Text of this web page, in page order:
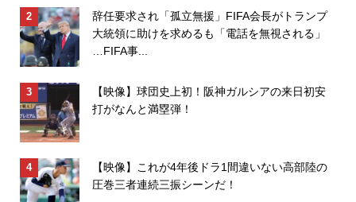
辞任要求され「孤立無援」FIFA会長がトランプ
大統領に助けを求めるも「電話を無視される」
…FIFA事...
【映像】球団史上初！阪神ガルシアの来日初安
打がなんと満塁弾！
【映像】これが4年後ドラ1間違いない高部陸の
圧巻三者連続三振シーンだ！